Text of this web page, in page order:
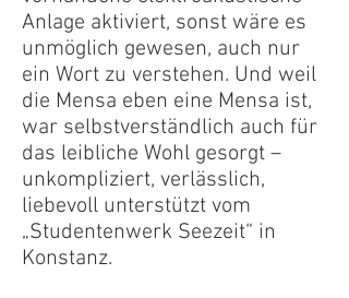
Anlage aktiviert, sonst wäre es
unmöglich gewesen, auch nur
ein Wort zu verstehen. Und weil
die Mensa eben eine Mensa ist,
war selbstverständlich auch für
das leibliche Wohl gesorgt –
unkompliziert, verlässlich,
liebevoll unterstützt vom
„Studentenwerk Seezeit“ in
Konstanz.